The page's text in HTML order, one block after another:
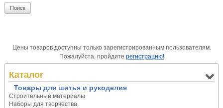
Цены товаров доступны только зарегистрированным пользователям.
Пожалуйста, пройдите регистрацию!
Каталог
Товары для шитья и рукоделия
Строительные материалы
Наборы для творчества